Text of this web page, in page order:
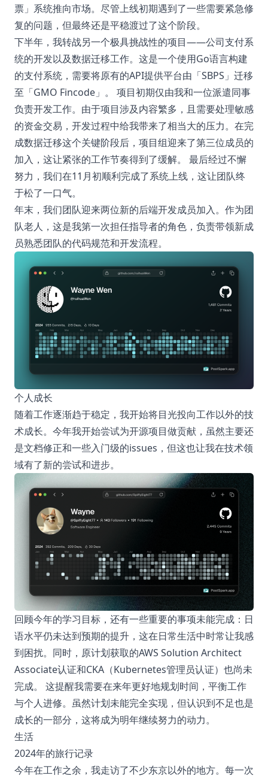
票」系统推向市场。尽管上线初期遇到了一些需要紧急修
复的问题，但最终还是平稳渡过了这个阶段。
下半年，我转战另一个极具挑战性的项目——公司支付系
统的开发以及数据迁移工作。这是一个使用Go语言构建
的支付系统，需要将原有的API提供平台由「SBPS」迁移
至「GMO Fincode」。 项目初期仅由我和一位派遣同事
负责开发工作。由于项目涉及内容繁多，且需要处理敏感
的资金交易，开发过程中给我带来了相当大的压力。在完
成数据迁移这个关键阶段后，项目组迎来了第三位成员的
加入，这让紧张的工作节奏得到了缓解。 最后经过不懈
努力，我们在11月初顺利完成了系统上线，这让团队终
于松了一口气。
年末，我们团队迎来两位新的后端开发成员加入。作为团
队老人，这是我第一次担任指导者的角色，负责带领新成
员熟悉团队的代码规范和开发流程。
个人成长
随着工作逐渐趋于稳定，我开始将目光投向工作以外的技
术成长。今年我开始尝试为开源项目做贡献，虽然主要还
是文档修正和一些入门级的issues，但这也让我在技术领
域有了新的尝试和进步。
回顾今年的学习目标，还有一些重要的事项未能完成：日
语水平仍未达到预期的提升，这在日常生活中时常让我感
到困扰。同时，原计划获取的AWS Solution Architect
Associate认证和CKA（Kubernetes管理员认证）也尚未
完成。 这提醒我需要在来年更好地规划时间，平衡工作
与个人进修。虽然计划未能完全实现，但认识到不足也是
成长的一部分，这将成为明年继续努力的动力。
生活
2024年的旅行记录
今年在工作之余，我走访了不少东京以外的地方。每一次